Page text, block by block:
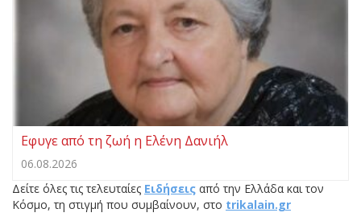
Εφυγε από τη ζωή η Ελένη Δανιήλ
06.08.2026
Δείτε όλες τις τελευταίες Ειδήσεις από την Ελλάδα και τον
Κόσμο, τη στιγμή που συμβαίνουν, στο trikalain.gr